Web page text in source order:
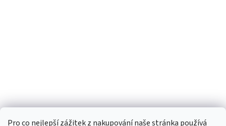
Pro co nejlepší zážitek z nakupování naše stránka používá